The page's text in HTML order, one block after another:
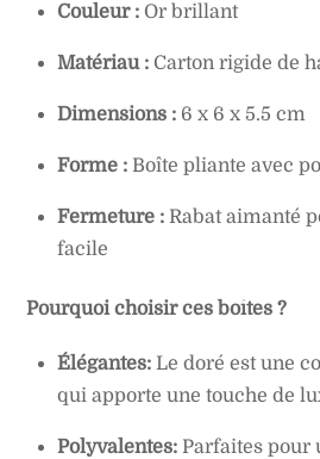
Couleur : Or brillant
Matériau : Carton rigide de
Dimensions : 6 x 6 x 5.5 cm
Forme : Boîte pliante avec
Fermeture : Rabat aimanté
facile
Pourquoi choisir ces boîtes ?
Élégantes: Le doré est une
qui apporte une touche de
Polyvalentes: Parfaites pour